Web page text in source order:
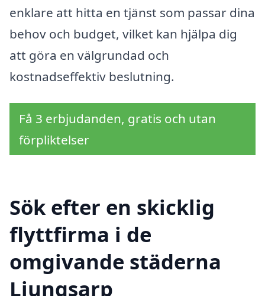
enklare att hitta en tjänst som passar dina
behov och budget, vilket kan hjälpa dig
att göra en välgrundad och
kostnadseffektiv beslutning.
Få 3 erbjudanden, gratis och utan
förpliktelser
Sök efter en skicklig
flyttfirma i de
omgivande städerna
Ljungsarp